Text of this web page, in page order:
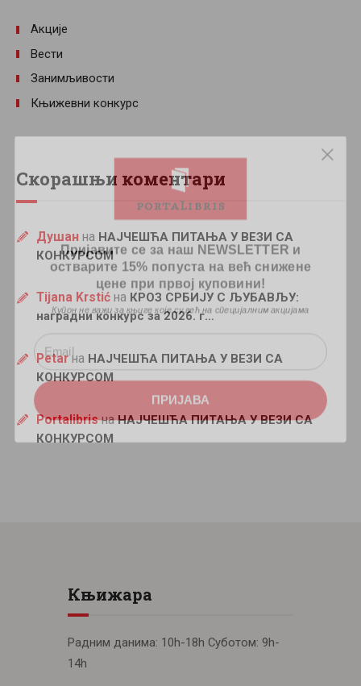
Акције
Вести
Занимљивости
Књижевни конкурс
Скорашњи коментари
Душан на НАЈЧЕШЋА ПИТАЊА У ВЕЗИ СА
КОНКУРСОМ
Tijana Krstićна КРОЗ СРБИЈУ С ЉУБАВЉУ:
наградни конкурс за 2026. г…
Petarна НАЈЧЕШЋА ПИТАЊА У ВЕЗИ СА
КОНКУРСОМ
PortalibrisнаНАЈЧЕШЋА ПИТАЊА У ВЕЗИ СА
КОНКУРСОМ
Књижара
Радним данима: 10h-18h Суботом: 9h-
14h
Пријавите се за наш NEWSLETTER и
остварите 15% попуста на већ снижене
цене при првој куповини!
Купон не важи за књиге које су већ на специјалним акцијама
ПРИЈАВА